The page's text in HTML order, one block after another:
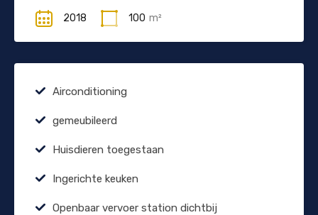
2018 100 m²
Airconditioning
gemeubileerd
Huisdieren toegestaan
Ingerichte keuken
Openbaar vervoer station dichtbij